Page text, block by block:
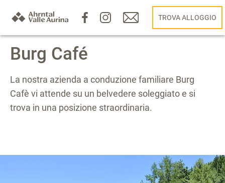
TROVA ALLOGGIO
Burg Café
La nostra azienda a conduzione familiare Burg
Cafè vi attende su un belvedere soleggiato e si
trova in una posizione straordinaria.